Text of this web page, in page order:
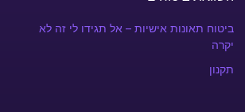
ביטוח תאונות אישיות – אל תגידו לי זה לא
יקרה
תקנון